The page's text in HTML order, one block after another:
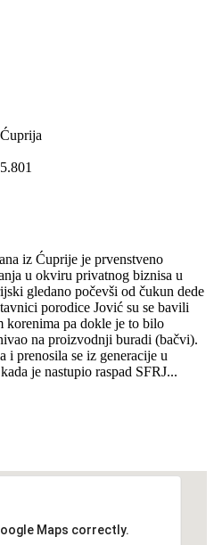
iz Ćuprije je prvenstveno
u okviru privatnog biznisa u
gledano počevši od čukun dede
porodice Jović su se bavili
korenima pa dokle je to bilo
na proizvodnji buradi (bačvi).
i prenosila se iz generacije u
je nastupio raspad SFRJ...
Maps correctly.